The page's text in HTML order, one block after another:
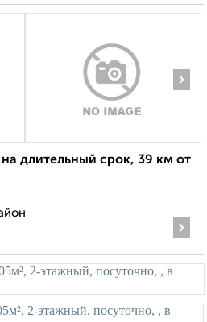
›
длительный срок, 39 км от
›